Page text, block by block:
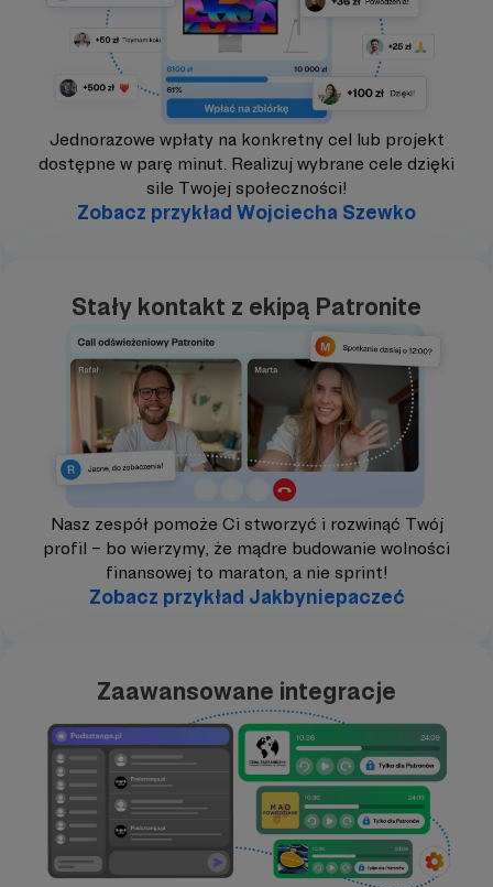
Jednorazowe wpłaty na konkretny cel lub projekt
dostępne w parę minut. Realizuj wybrane cele dzięki
sile Twojej społeczności!
Zobacz przykład Wojciecha Szewko
Stały kontakt z ekipą Patronite
Nasz zespół pomoże Ci stworzyć i rozwinąć Twój
profil – bo wierzymy, że mądre budowanie wolności
finansowej to maraton, a nie sprint!
Zobacz przykład Jakbyniepaczeć
Zaawansowane integracje